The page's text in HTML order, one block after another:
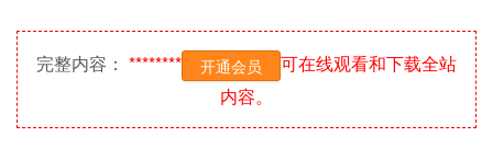
完整内容： ******** 开通会员
可在线观看和下载全站
内容。